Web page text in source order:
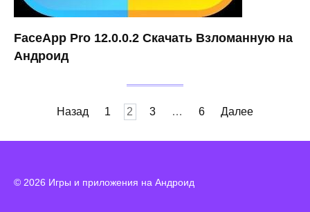
FaceApp Pro 12.0.0.2 Скачать Взломанную на
Андроид
ПагинацияНазад 1 2 3 … 6 Далее
© 2026 Игры и приложения на Андроид